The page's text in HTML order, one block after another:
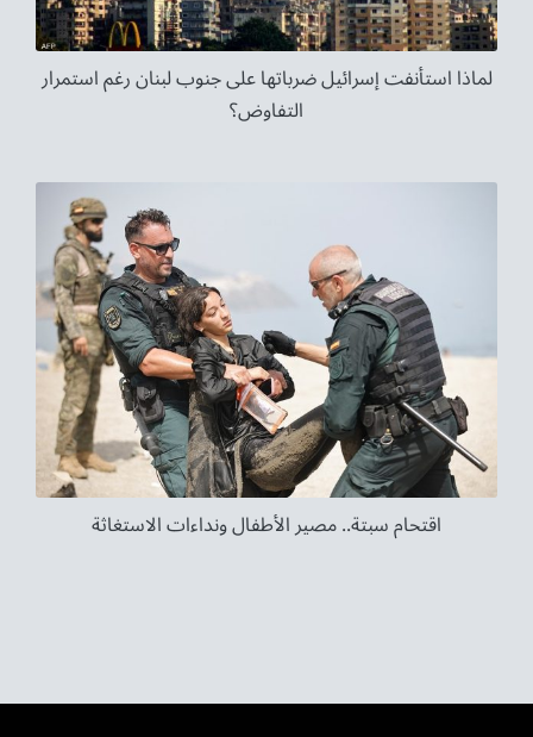
لماذا استأنفت إسرائيل ضرباتها على جنوب لبنان رغم استمرار
التفاوض؟
اقتحام سبتة.. مصير الأطفال ونداءات الاستغاثة